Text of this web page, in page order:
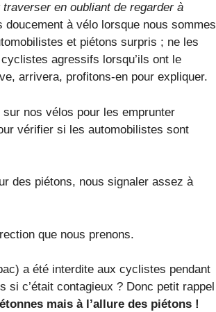
en oubliant de regarder à
à vélo lorsque nous sommes
et piétons surpris ; ne les
agressifs lorsqu’ils ont le
arrivera, profitons-en pour expliquer.
nos vélos pour les emprunter
vérifier si les automobilistes sont
des piétons, nous signaler assez à
que nous prenons.
a été interdite aux cyclistes pendant
c’était contagieux ? Donc petit rappel
mais à l’allure des piétons !